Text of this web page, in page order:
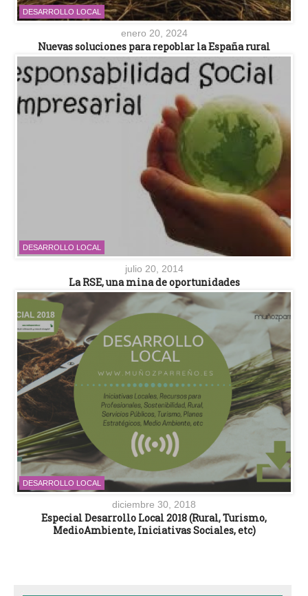
DESARROLLO LOCAL
enero 20, 2024
Nuevas soluciones para repoblar la España rural
DESARROLLO LOCAL
julio 20, 2014
La RSE, una mina de oportunidades
DESARROLLO LOCAL
diciembre 30, 2018
Especial Desarrollo Local 2018 (Rural, Turismo,
MedioAmbiente, Iniciativas Sociales, etc)